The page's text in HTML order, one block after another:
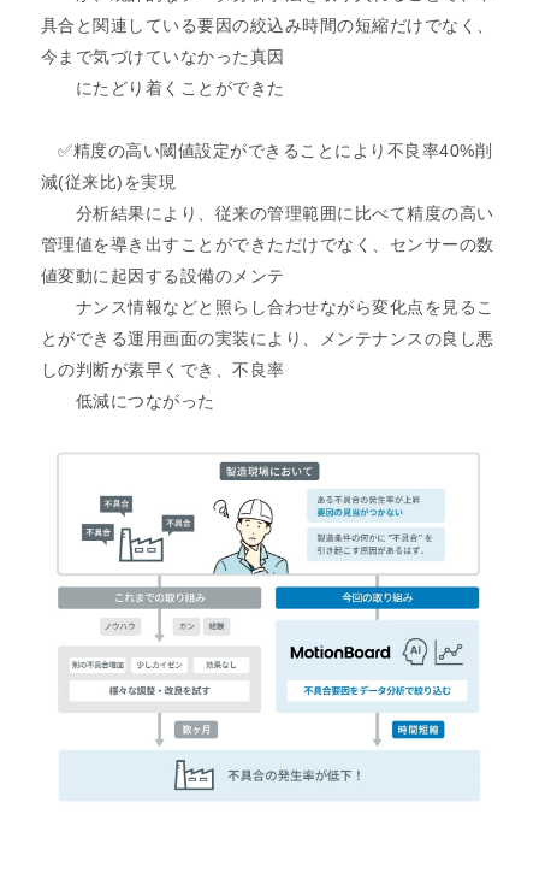
具合と関連している要因の絞込み時間の短縮だけでなく、
今まで気づけていなかった真因
にたどり着くことができた
✅精度の高い閾値設定ができることにより不良率40%削
減(従来比)を実現
分析結果により、従来の管理範囲に比べて精度の高い
管理値を導き出すことができただけでなく、センサーの数
値変動に起因する設備のメンテ
ナンス情報などと照らし合わせながら変化点を見るこ
とができる運用画面の実装により、メンテナンスの良し悪
しの判断が素早くでき、不良率
低減につながった